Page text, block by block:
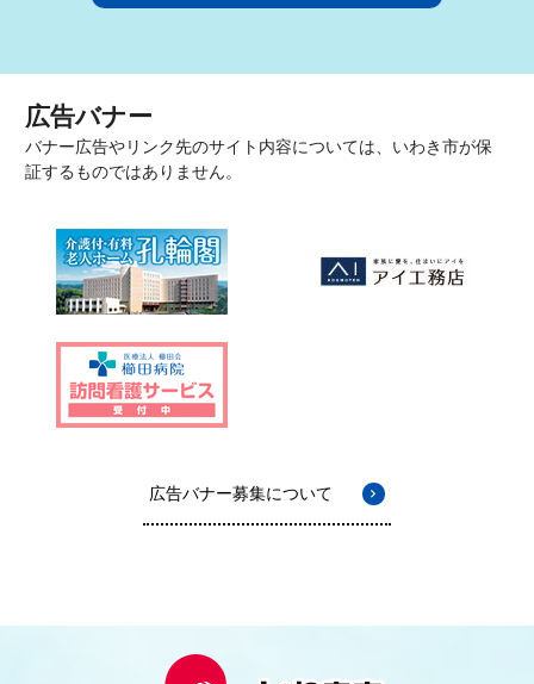
広告バナー
バナー広告やリンク先のサイト内容については、いわき市が保
証するものではありません。
広告バナー募集について